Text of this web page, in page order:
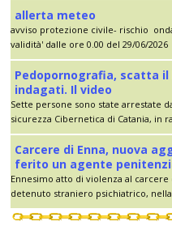
allerta meteo
avviso protezione civile- rischio
validità' dalle ore 0.00 del 29/06/2026
Pedopornografia, scatta
indagati. Il video
Sette persone sono state arrestate
sicurezza Cibernetica di Catania, in
Carcere di Enna, nuova
ferito un agente
Ennesimo atto di violenza al carcere
detenuto straniero psichiatrico, nella